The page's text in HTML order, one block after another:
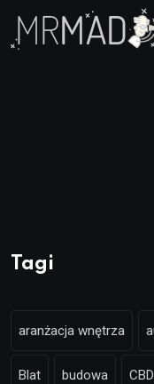
Tagi
aranżacja wnętrza
Blat budowa CBD